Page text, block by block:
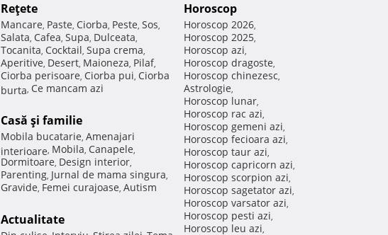
Reţete
Mancare, Paste, Ciorba, Peste, Sos,
Salata, Cafea, Supa, Dulceata,
Tocanita, Cocktail, Supa crema,
Aperitive, Desert, Maioneza, Pilaf,
Ciorba perisoare, Ciorba pui, Ciorba
burta, Ce mancam azi
Casă şi familie
Mobila bucatarie, Amenajari
interioare, Mobila, Canapele,
Dormitoare, Design interior,
Parenting, Jurnal de mama singura,
Gravide, Femei curajoase, Autism
Actualitate
Horoscop
Horoscop 2026,
Horoscop 2025,
Horoscop azi,
Horoscop dragoste,
Horoscop chinezesc,
Astrologie,
Horoscop lunar,
Horoscop rac azi,
Horoscop gemeni azi,
Horoscop fecioara azi,
Horoscop taur azi,
Horoscop capricorn azi,
Horoscop scorpion azi,
Horoscop sagetator azi,
Horoscop varsator azi,
Horoscop pesti azi,
Horoscop leu azi,